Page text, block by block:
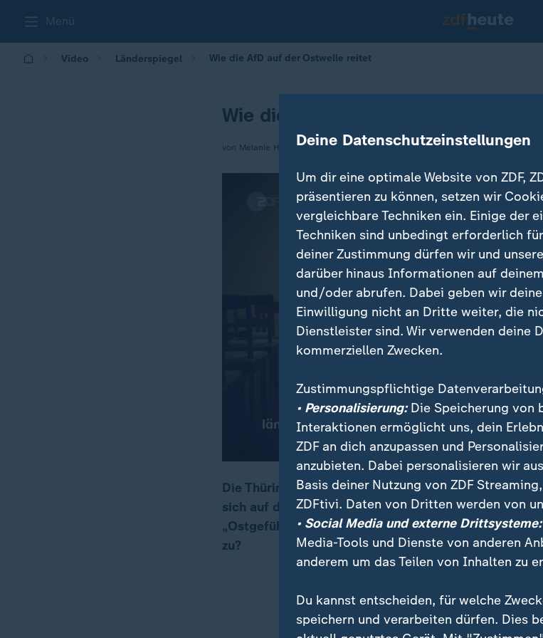
Menü
Video Länderspiegel Wie die AfD auf der Ostwelle reitet
Wie die AfD auf der Ostwelle reitet
von Melanie Haack und Daniela Sonntag
00:16 20:20
Die Thüringer AfD weiß, wie sie junge Leute lockt.
sich auf der Simson, dem Kultmoped aus DDR-Zeiten.
„Ostgefühl“, inszeniert sich als heimatverbunden.
zu?
Deine Datenschutzeinstellungen
Um dir eine optimale Website von ZDF,
präsentieren zu können, setzen wir
vergleichbare Techniken ein. Einige der
Techniken sind unbedingt erforderlich
deiner Zustimmung dürfen wir und
darüber hinaus Informationen auf
und/oder abrufen. Dabei geben wir
Einwilligung nicht an Dritte weiter, die
Dienstleister sind. Wir verwenden deine
kommerziellen Zwecken.
Zustimmungspflichtige
• Personalisierung:Die Speicherung von
Interaktionen ermöglicht uns, dein
ZDF an dich anzupassen und
anzubieten. Dabei personalisieren wir
Basis deiner Nutzung von ZDF
ZDFtivi. Daten von Dritten werden von
• Social Media und externe Drittsysteme:
Media-Tools und Dienste von anderen
anderem um das Teilen von Inhalten zu
Du kannst entscheiden, für welche
speichern und verarbeiten dürfen. Dies